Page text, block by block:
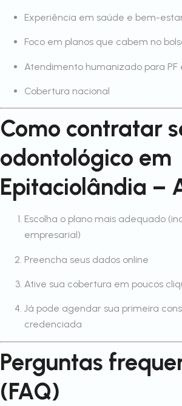
Experiência em saúde e bem-
Foco em planos que cabem no
Atendimento humanizado para PF
Cobertura nacional
Como contratar
odontológico em
Epitaciolândia –
Escolha o plano mais adequado
empresarial)
Preencha seus dados online
Ative sua cobertura em poucos
Já pode agendar sua primeira
credenciada
Perguntas
(FAQ)